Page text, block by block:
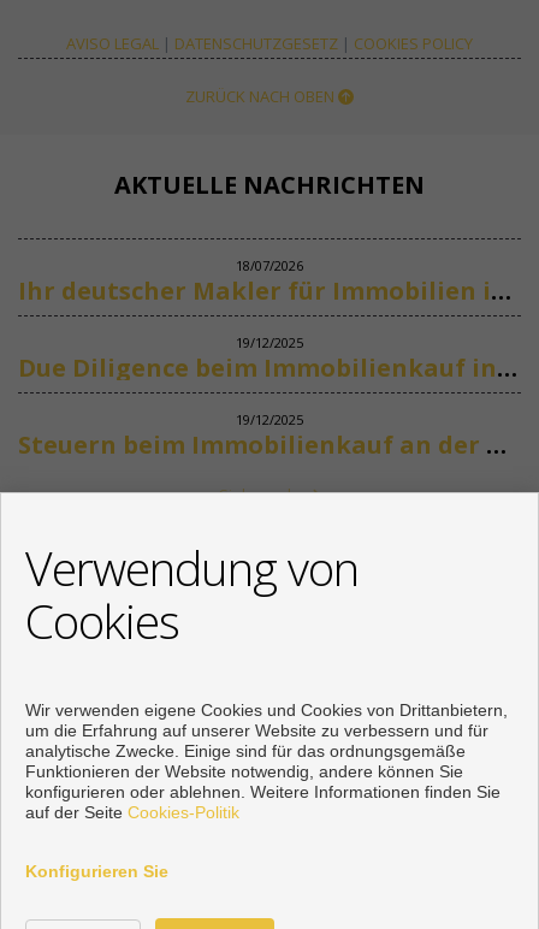
AVISO LEGAL | DATENSCHUTZGESETZ | COOKIES POLICY
ZURÜCK NACH OBEN
AKTUELLE NACHRICHTEN
18/07/2026
Ihr deutscher Makler für Immobilien in Marbella
19/12/2025
Due Diligence beim Immobilienkauf in Spanien
19/12/2025
Steuern beim Immobilienkauf an der Costa del Sol
Siehe mehr
+34 622318266
info@mikenaumannimmobilien.com
Von Montag bis Freitag : 10:00 - 18:00
Verwendung von
Cookies
Wir verwenden eigene Cookies und Cookies von Drittanbietern,
um die Erfahrung auf unserer Website zu verbessern und für
analytische Zwecke. Einige sind für das ordnungsgemäße
Funktionieren der Website notwendig, andere können Sie
konfigurieren oder ablehnen. Weitere Informationen finden Sie
auf der Seite Cookies-Politik
Konfigurieren Sie